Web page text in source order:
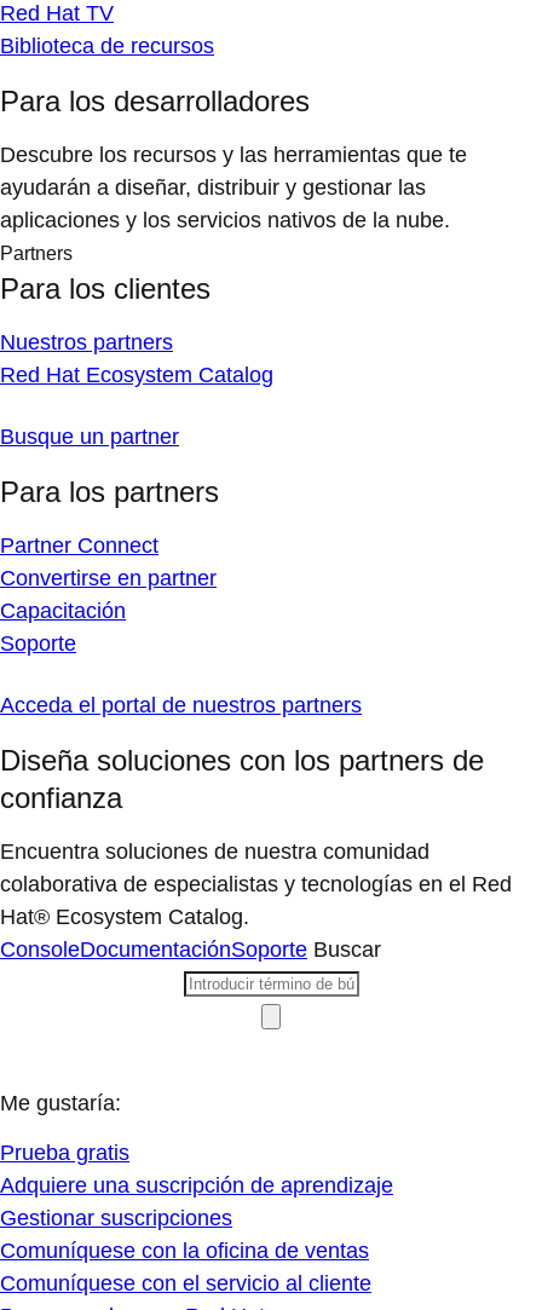
Red Hat TV
Biblioteca de recursos
Para los desarrolladores
Descubre los recursos y las herramientas que te
ayudarán a diseñar, distribuir y gestionar las
aplicaciones y los servicios nativos de la nube.
Partners
Para los clientes
Nuestros partners
Red Hat Ecosystem Catalog
Busque un partner
Para los partners
Partner Connect
Convertirse en partner
Capacitación
Soporte
Acceda el portal de nuestros partners
Diseña soluciones con los partners de
confianza
Encuentra soluciones de nuestra comunidad
colaborativa de especialistas y tecnologías en el Red
Hat® Ecosystem Catalog.
ConsoleDocumentaciónSoporte Buscar
Me gustaría:
Prueba gratis
Adquiere una suscripción de aprendizaje
Gestionar suscripciones
Comuníquese con la oficina de ventas
Comuníquese con el servicio al cliente